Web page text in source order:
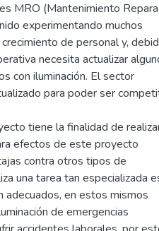
MRO (Mantenimiento
experimentando muchos
de personal y,
necesita actualizar
con iluminación. El sector
para poder ser
tiene la finalidad de
efectos de este proyecto
contra otros tipos de
una tarea tan especializada
adecuados, en estos mismos
de emergencias